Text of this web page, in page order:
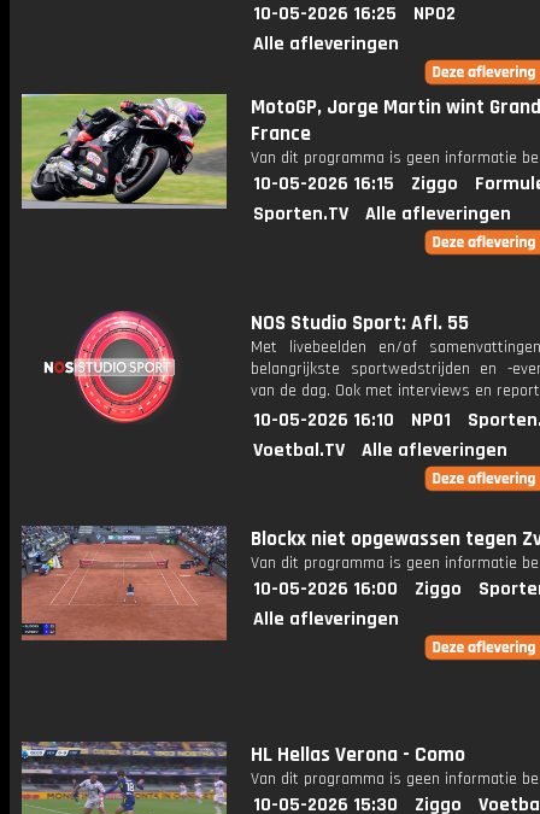
10-05-2026 16:25
NPO2
Alle afleveringen
MotoGP, Jorge Martin wint
France
Van dit programma is geen informatie
10-05-2026 16:15 Ziggo
Sporten.TV
Alle afleveringen
NOS Studio Sport: Afl. 55
Met livebeelden en/of
belangrijkste sportwedstrijden en -
van de dag. Ook met interviews en
10-05-2026 16:10 NPO1
Voetbal.TV
Alle afleveringen
Blockx niet opgewassen tegen
Van dit programma is geen informatie
10-05-2026 16:00 Ziggo
Alle afleveringen
HL Hellas Verona - Como
Van dit programma is geen informatie
10-05-2026 15:30 Ziggo